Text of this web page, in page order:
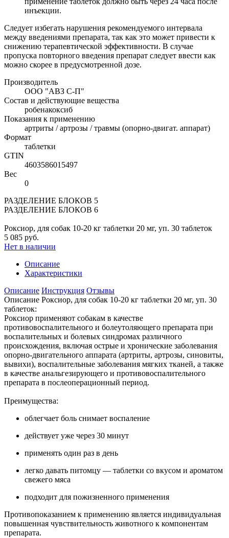
инъекции.
Следует избегать нарушения рекомендуемого интервала
между введениями препарата, так как это может привести к
снижению терапевтической эффективности. В случае
пропуска повторного введения препарат следует ввести как
можно скорее в предусмотренной дозе.
Производитель
ООО "АВЗ С-П"
Состав и действующие вещества
робенакоксиб
Показания к применению
артриты / артрозы / травмы (опорно-двигат. аппарат)
Формат
таблетки
GTIN
4603586015497
Вес
0
РАЗДЕЛЕНИЕ БЛОКОВ 5
РАЗДЕЛЕНИЕ БЛОКОВ 6
Роксиор, для собак 10-20 кг таблетки 20 мг, уп. 30 таблеток
5 085 руб.
Нет в наличии
Описание
Характеристики
Описание Инструкция Отзывы
Описание Роксиор, для собак 10-20 кг таблетки 20 мг, уп. 30
таблеток:
Роксиор применяют собакам в качестве
противовоспалительного и болеутоляющего препарата при
воспалительных и болевых синдромах различного
происхождения, включая острые и хронические заболевания
опорно-двигательного аппарата (артриты, артрозы, синовиты,
вывихи), воспалительные заболевания мягких тканей, а также
в качестве анальгезирующего и противовоспалительного
препарата в послеоперационный период.
Преимущества:
облегчает боль снимает воспаление
действует уже через 30 минут
применять один раз в день
легко давать питомцу — таблетки со вкусом и ароматом
свежего мяса
подходит для пожизненного применения
Противопоказанием к применению является индивидуальная
повышенная чувствительность животного к компонентам
препарата.